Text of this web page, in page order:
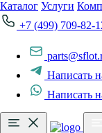
Каталог Услуги
+7 (499) 709-82-
Написать
Написать